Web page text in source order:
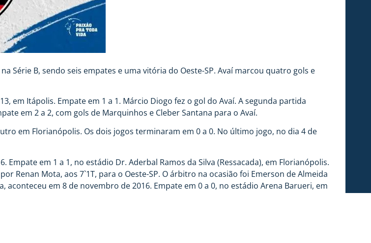
Série B, sendo seis empates e uma vitória do Oeste-SP. Avaí marcou quatro gols e
em Itápolis. Empate em 1 a 1. Márcio Diogo fez o gol do Avaí. A segunda partida
em 2 a 2, com gols de Marquinhos e Cleber Santana para o Avaí.
em Florianópolis. Os dois jogos terminaram em 0 a 0. No último jogo, no dia 4 de
em 1 a 1, no estádio Dr. Aderbal Ramos da Silva (Ressacada), em Florianópolis.
Renan Mota, aos 7`1T, para o Oeste-SP. O árbitro na ocasião foi Emerson de Almeida
aconteceu em 8 de novembro de 2016. Empate em 0 a 0, no estádio Arena Barueri, em